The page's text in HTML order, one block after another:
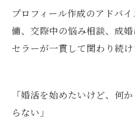
プロフィール作成のアドバ
備、交際中の悩み相談、成
セラーが一貫して関わり続け
「婚活を始めたいけど、何
らない」